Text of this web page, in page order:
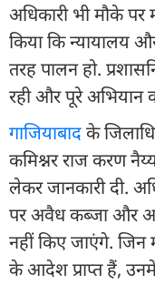
अधिकारी भी मौके पर
किया कि न्यायालय
तरह पालन हो.
रही और पूरे अभियान
गाजियाबादके
कमिश्नर राज करण
लेकर जानकारी दी.
पर अवैध कब्जा और
नहीं किए जाएंगे. जिन
के आदेश प्राप्त हैं, उनमें